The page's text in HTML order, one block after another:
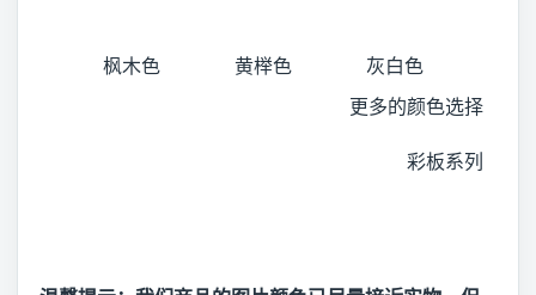
枫木色 黄榉色
灰白色
更多的颜色选择
彩板系列